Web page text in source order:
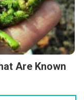
Are Known